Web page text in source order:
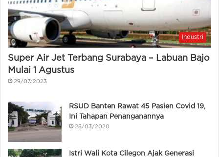
Industri
Super Air Jet Terbang Surabaya – Labuan Bajo
Mulai 1 Agustus
29/07/2023
RSUD Banten Rawat 45 Pasien Covid 19,
Ini Tahapan Penanganannya
28/03/2020
Istri Wali Kota Cilegon Ajak Generasi